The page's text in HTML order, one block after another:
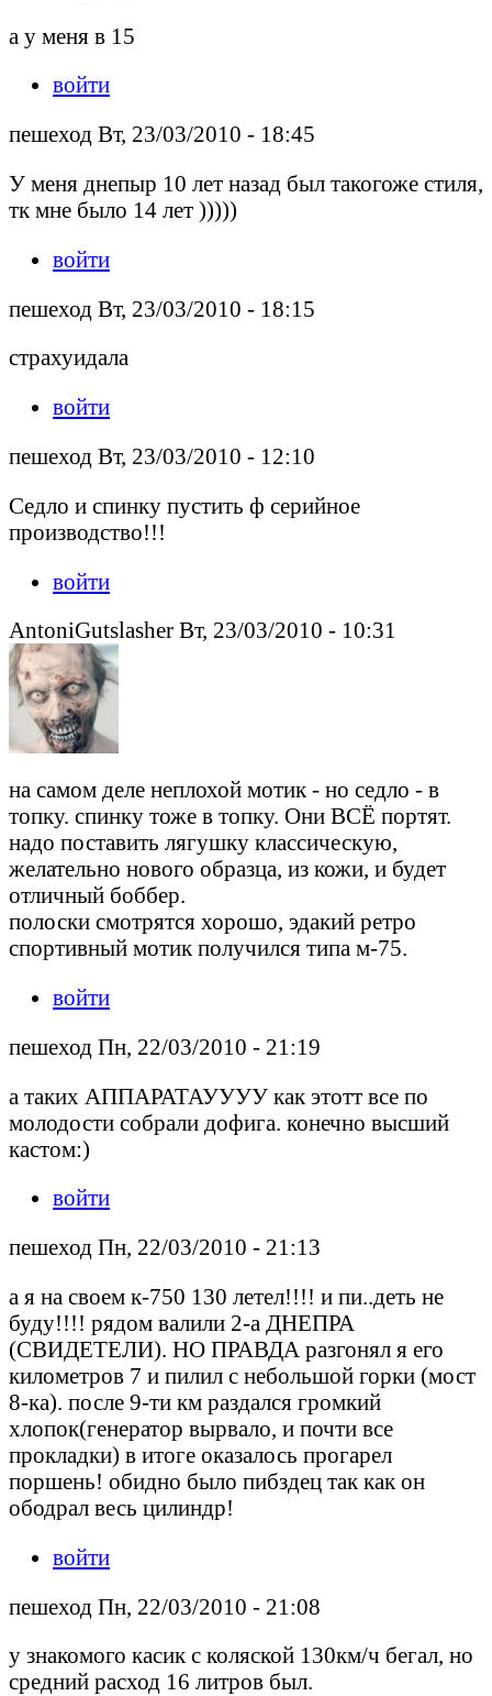
а у меня в 15
войти
пешеход Вт, 23/03/2010 - 18:45
У меня днепыр 10 лет назад был такогоже стиля,
тк мне было 14 лет )))))
войти
пешеход Вт, 23/03/2010 - 18:15
страхуидала
войти
пешеход Вт, 23/03/2010 - 12:10
Седло и спинку пустить ф серийное
производство!!!
войти
AntoniGutslasher Вт, 23/03/2010 - 10:31
на самом деле неплохой мотик - но седло - в
топку. спинку тоже в топку. Они ВСЁ портят.
надо поставить лягушку классическую,
желательно нового образца, из кожи, и будет
отличный боббер.
полоски смотрятся хорошо, эдакий ретро
спортивный мотик получился типа м-75.
войти
пешеход Пн, 22/03/2010 - 21:19
а таких АППАРАТАУУУУ как этотт все по
молодости собрали дофига. конечно высший
кастом:)
войти
пешеход Пн, 22/03/2010 - 21:13
а я на своем к-750 130 летел!!!! и пи..деть не
буду!!!! рядом валили 2-а ДНЕПРА
(СВИДЕТЕЛИ). НО ПРАВДА разгонял я его
километров 7 и пилил с небольшой горки (мост
8-ка). после 9-ти км раздался громкий
хлопок(генератор вырвало, и почти все
прокладки) в итоге оказалось прогарел
поршень! обидно было пибздец так как он
ободрал весь цилиндр!
войти
пешеход Пн, 22/03/2010 - 21:08
у знакомого касик с коляской 130км/ч бегал, но
средний расход 16 литров был.